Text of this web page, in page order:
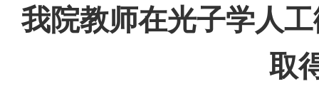
我院教师在光子学人
取